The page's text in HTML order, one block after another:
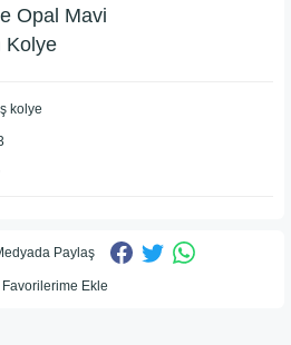
Opal Mavi
Kolye
kolye
Paylaş